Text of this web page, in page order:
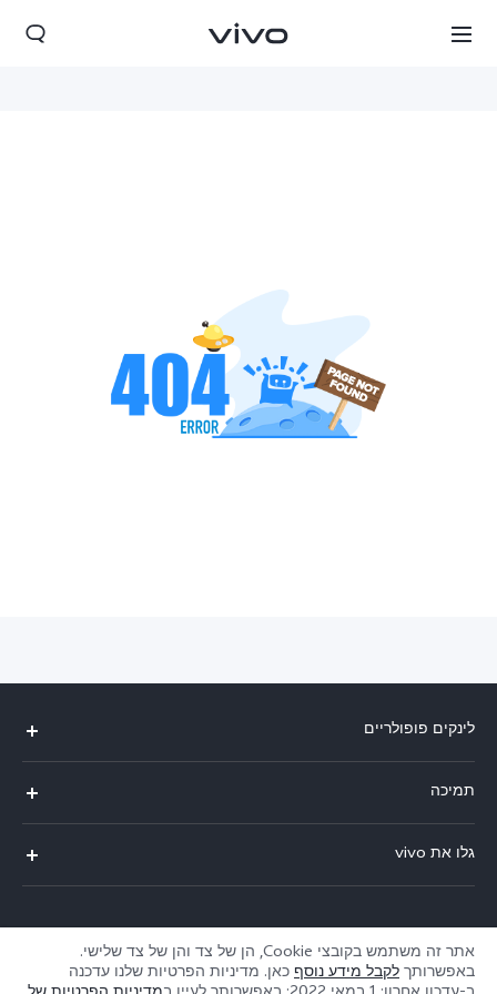
Israel | בחר מדינה/אזור
לינקים פופולריים
Y36
Y76 5G
Y21
תמיכה
עדכון מערכת
תקנון שירות
הצהרת הפרטיות לשירות הלקוחות
גלו את vivo
אודותינו
קיימא
service@il.vivo.com
אתר זה משתמש בקובצי Cookie, הן של צד והן של צד שלישי.
באפשרותךלקבל מידע נוסףכאן. מדיניות הפרטיות שלנו עדכנה